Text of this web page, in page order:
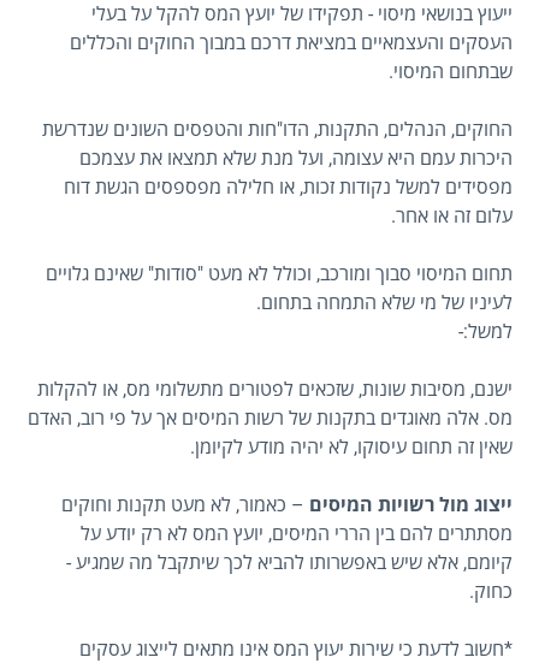
ייעוץ בנושאי מיסוי - תפקידו של יועץ המס להקל על בעלי
העסקים והעצמאיים במציאת דרכם במבוך החוקים והכללים
שבתחום המיסוי.
החוקים, הנהלים, התקנות, הדו"חות והטפסים השונים שנדרשת
היכרות עמם היא עצומה, ועל מנת שלא תמצאו את עצמכם
מפסידים למשל נקודות זכות, או חלילה מפספסים הגשת דוח
עלום זה או אחר.
תחום המיסוי סבוך ומורכב, וכולל לא מעט "סודות" שאינם גלויים
לעיניו של מי שלא התמחה בתחום.
למשל:-
ישנם, מסיבות שונות, שזכאים לפטורים מתשלומי מס, או להקלות
מס. אלה מאוגדים בתקנות של רשות המיסים אך על פי רוב, האדם
שאין זה תחום עיסוקו, לא יהיה מודע לקיומן.
ייצוג מול רשויות המיסים – כאמור, לא מעט תקנות וחוקים
מסתתרים להם בין הררי המיסים, יועץ המס לא רק יודע על
קיומם, אלא שיש באפשרותו להביא לכך שיתקבל מה שמגיע -
כחוק.
*חשוב לדעת כי שירות יעוץ המס אינו מתאים לייצוג עסקים